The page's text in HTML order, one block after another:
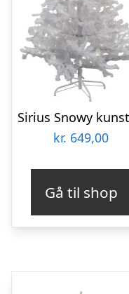
kr. 649,00
Gå til shop